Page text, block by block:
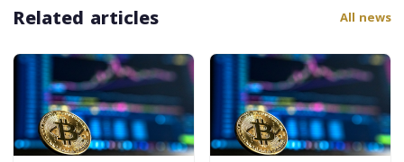
Related articles All news